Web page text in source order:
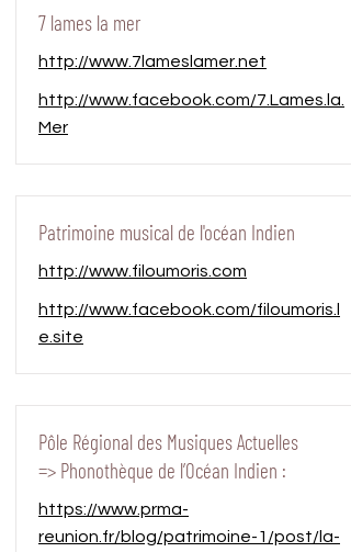
7 lames la mer
http://www.7lameslamer.net
http://www.facebook.com/7.Lames.la.
Mer
Patrimoine musical de l'océan Indien
http://www.filoumoris.com
http://www.facebook.com/filoumoris.l
e.site
Pôle Régional des Musiques Actuelles
=> Phonothèque de l’Océan Indien :
https://www.prma-
reunion.fr/blog/patrimoine-1/post/la-